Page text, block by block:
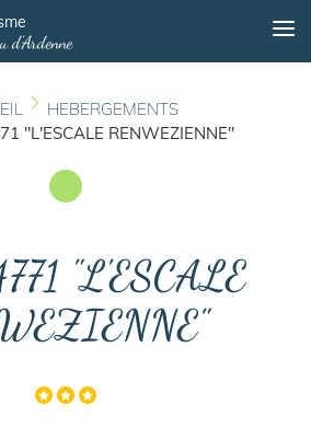
au
contenu
d'Ardenne
HEBERGEMENTS
"L'ESCALE RENWEZIENNE"
"L'ESCALE
cookies